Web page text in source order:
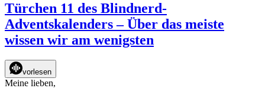
Türchen 11 des Blindnerd-
Adventskalenders – Über das meiste
wissen wir am wenigsten
vorlesen
Meine lieben,